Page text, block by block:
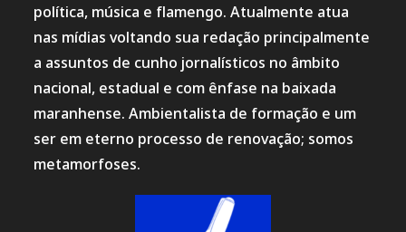
política, música e flamengo. Atualmente atua
nas mídias voltando sua redação principalmente
a assuntos de cunho jornalísticos no âmbito
nacional, estadual e com ênfase na baixada
maranhense. Ambientalista de formação e um
ser em eterno processo de renovação; somos
metamorfoses.